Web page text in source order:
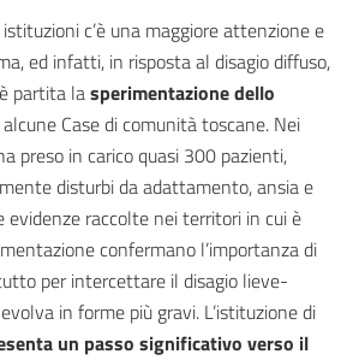
c’è una maggiore attenzione e
ed infatti, in risposta al disagio diffuso,
partita lasperimentazione dello
Case di comunità toscane. Nei
preso in carico quasi 300 pazienti,
disturbi da adattamento, ansia e
evidenze raccolte nei territori in cui è
confermano l’importanza di
per intercettare il disagio lieve-
in forme più gravi. L’istituzione di
un passo significativo verso il